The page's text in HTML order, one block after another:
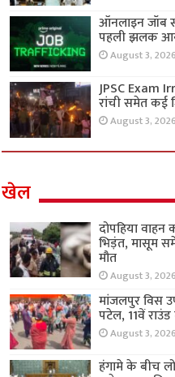
ऑनलाइन जॉब
पहली झलक
August 3, 2026
JPSC Exam
रांची समेत कई
August 3, 2026
खेल
दोपहिया
भिड़ंत, मासूम
मौत
August 3, 2026
मांजलपुर विस
पटेल, 11वें
August 3, 2026
हंगामे के बीच